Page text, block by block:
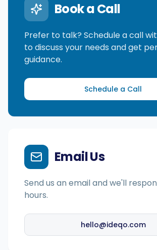
Intégrations
Pour les magasins Shopify
Blogue
Book a Call
Prefer to talk? Schedule a call
to discuss your needs and get
guidance.
Schedule a Call
Email Us
Send us an email and we'll
hours.
hello@ideqo.com